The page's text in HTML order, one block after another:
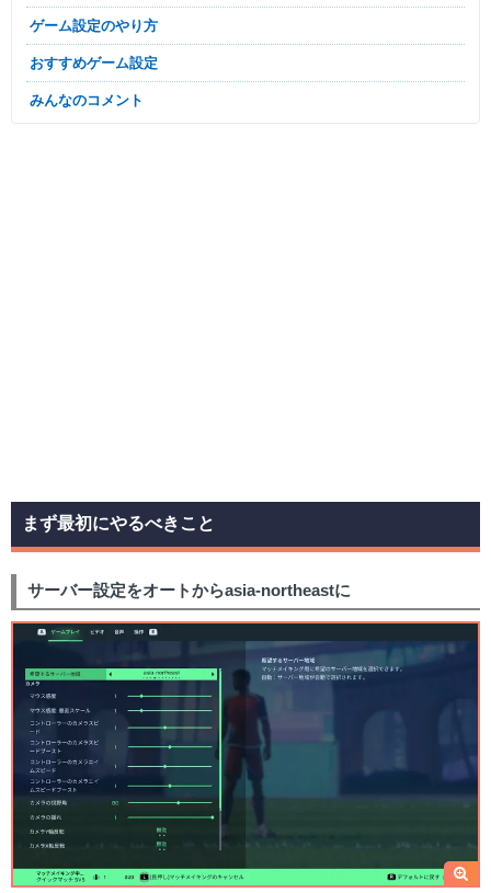
ゲーム設定のやり方
おすすめゲーム設定
みんなのコメント
まず最初にやるべきこと
サーバー設定をオートからasia-northeastに